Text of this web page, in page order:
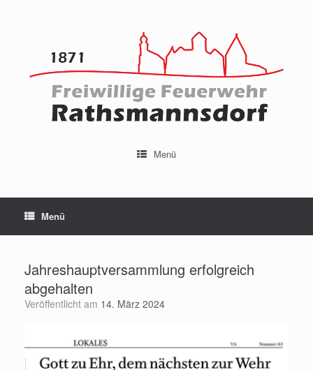
Menü
Menü
Jahreshauptversammlung erfolgreich
abgehalten
Veröffentlicht am 14. März 2024